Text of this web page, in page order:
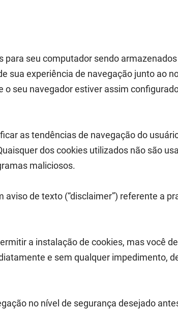
seu computador sendo
sua experiência de navegação junto ao
seu navegador estiver assim
as tendências de navegação do
dos cookies utilizados não são
maliciosos.
de texto (“disclaimer”) referente a
a instalação de cookies, mas você
e sem qualquer impedimento,
no nível de segurança desejado